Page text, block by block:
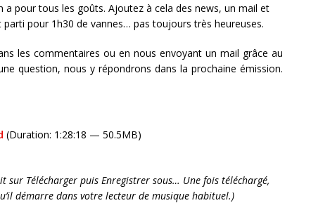
a pour tous les goûts. Ajoutez à cela des news, un mail et
parti pour 1h30 de vannes… pas toujours très heureuses.
les commentaires ou en nous envoyant un mail grâce au
question, nous y répondrons dans la prochaine émission.
(Duration: 1:28:18 — 50.5MB)
Télécharger puis Enregistrer sous… Une fois téléchargé,
démarre dans votre lecteur de musique habituel.)